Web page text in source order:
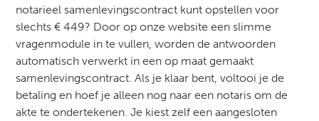
notarieel samenlevingscontract kunt opstellen voor
slechts € 449? Door op onze website een slimme
vragenmodule in te vullen, worden de antwoorden
automatisch verwerkt in een op maat gemaakt
samenlevingscontract. Als je klaar bent, voltooi je de
betaling en hoef je alleen nog naar een notaris om de
akte te ondertekenen. Je kiest zelf een aangesloten